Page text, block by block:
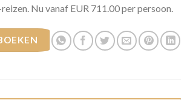
Nu vanaf EUR 711.00 per persoon.